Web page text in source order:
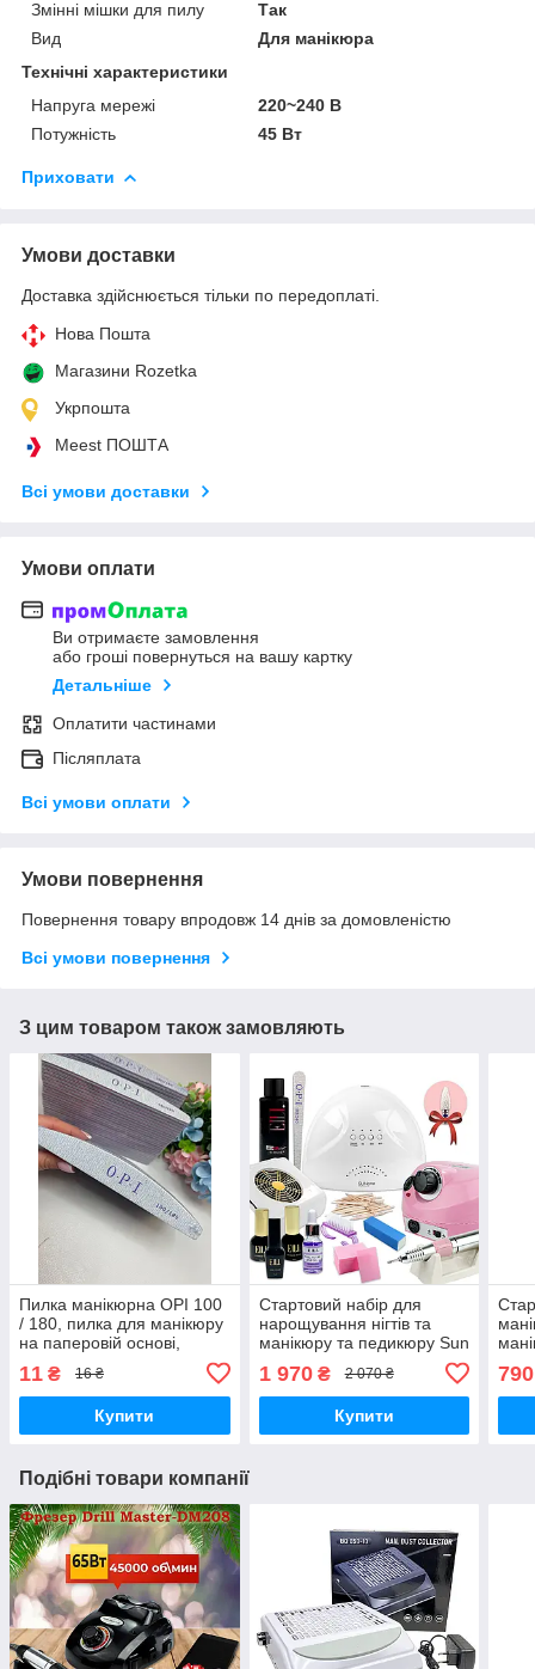
Змінні мішки для пилу
Так
Вид
Для манікюра
Технічні характеристики
Напруга мережі
220~240 В
Потужність
45 Вт
Приховати
Умови доставки
Доставка здійснюється тільки по передоплаті.
Нова Пошта
Магазини Rozetka
Укрпошта
Meest ПОШТА
Всі умови доставки
Умови оплати
Ви отримаєте замовлення
або гроші повернуться на вашу картку
Детальніше
Оплатити частинами
Післяплата
Всі умови оплати
Умови повернення
Повернення товару впродовж 14 днів за домовленістю
Всі умови повернення
З цим товаром також замовляють
Пилка манікюрна OPI 100
/ 180, пилка для манікюру
на паперовій основі,
пилка для нігтів 100 180
грит
11 ₴ 16 ₴
Купити
Стартовий набір для
нарощування нігтів та
манікюру та педикюру Sun
one фрезер zs-601 858-2а
база топ гель лаки
1 970₴ 2 070 ₴
Купити
790
Подібні товари компанії